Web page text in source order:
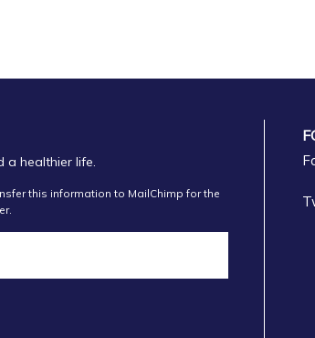
healthier life.
this information to MailChimp for the